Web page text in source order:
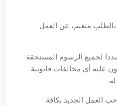
متغيب عن العمل
لجميع الرسوم المستحقة
عليه أي مخالفات قانونية
العمل الجديد بكافة